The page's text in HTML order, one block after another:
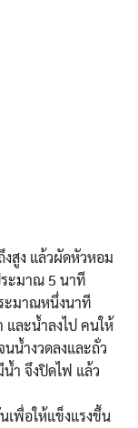
สูง แล้วผัดหัวหอม
ระมาณ 5 นาที
ะมาณหนึ่งนาที
และน้ำลงไป คนให้
น้ำงวดลงและถั่ว
ำ จึงปิดไฟ แล้ว
เพื่อให้แข็งแรงขึ้น